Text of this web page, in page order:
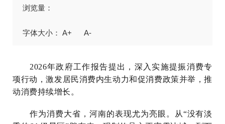
浏览量：
A+ A-
2026年政府工作报告提出，深入实施提振消费专
项行动，激发居民消费内生动力和促消费政策并举，推
动消费持续增长。
作为消费大省，河南的表现尤为亮眼。从“没有淡